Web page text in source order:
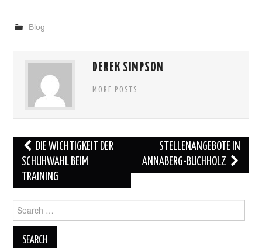
Blog
DEREK SIMPSON
MORE POSTS
Post
navigation
DIE WICHTIGKEIT DER
SCHUHWAHL BEIM
TRAINING
STELLENANGEBOTE IN
ANNABERG-BUCHHOLZ
for: